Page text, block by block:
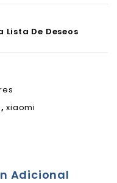
Lista De Deseos
,xiaomi
Adicional